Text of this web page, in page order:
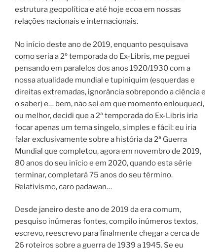
estrutura geopolítica e até hoje ecoa em nossas
relações nacionais e internacionais.
No início deste ano de 2019, enquanto pesquisava
como seria a 2º temporada do Ex-Libris, me peguei
pensando em paralelos dos anos 1920/1930 com a
nossa atualidade mundial e tupiniquim (esquerdas e
direitas extremadas, ignorância sobrepondo a ciência e
o saber) e… bem, não sei em que momento enlouqueci,
ou melhor, decidi que a 2ª temporada do Ex-Libris iria
focar apenas um tema singelo, simples e fácil: eu iria
falar exclusivamente sobre a história da 2ª Guerra
Mundial que completou, agora em novembro de 2019,
80 anos do seu início e em 2020, quando esta série
terminar, completará 75 anos do seu término.
Relativismo, caro padawan…
Desde janeiro deste ano de 2019 da era comum,
pesquiso inúmeras fontes, compilo inúmeros textos,
escrevo, reescrevo para finalmente chegar a cerca de
26 roteiros sobre a guerra de 1939 a 1945. Se eu